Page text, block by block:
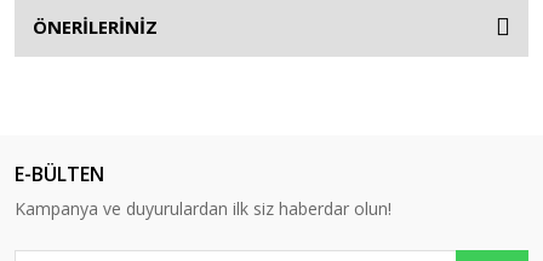
ÖNERİLERİNİZ
E-BÜLTEN
Kampanya ve duyurulardan ilk siz haberdar olun!